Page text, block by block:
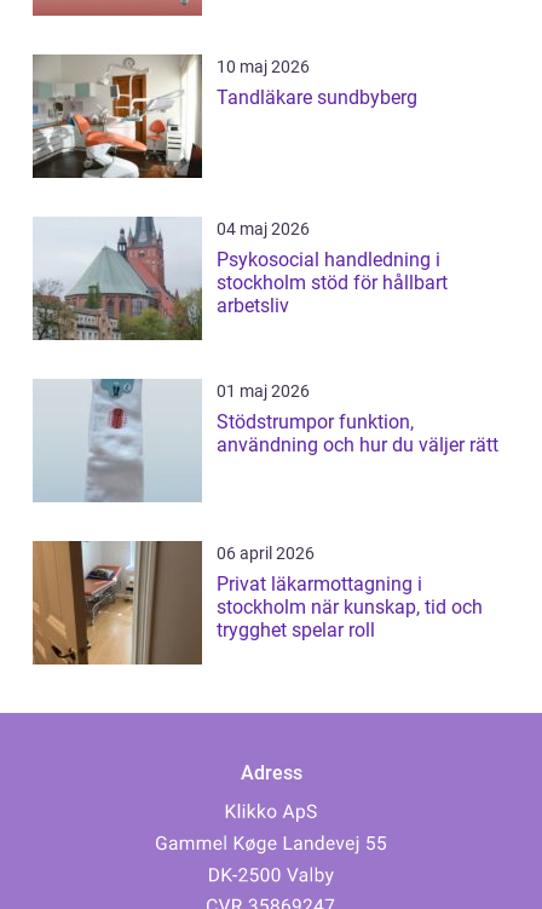
10 maj 2026
Tandläkare sundbyberg
04 maj 2026
Psykosocial handledning i
stockholm stöd för hållbart
arbetsliv
01 maj 2026
Stödstrumpor funktion,
användning och hur du väljer rätt
06 april 2026
Privat läkarmottagning i
stockholm när kunskap, tid och
trygghet spelar roll
Adress